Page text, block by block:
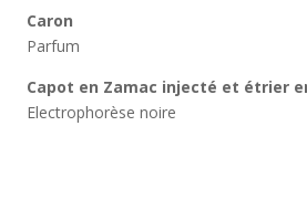
Caron
Parfum
Capot en Zamac injecté et étrier
Electrophorèse noire